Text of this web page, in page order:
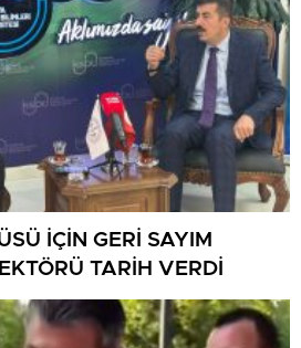
İÇİN GERİ SAYIM
TARİH VERDİ